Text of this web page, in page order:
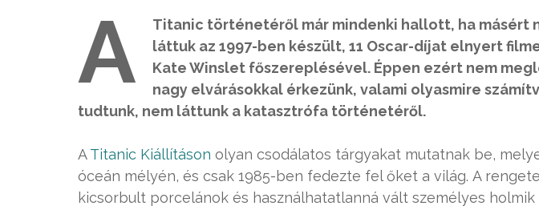
A
Titanic történetéről már mindenki hallott, ha másért
láttuk az 1997-ben készült, 11 Oscar-díjat elnyert
Kate Winslet főszereplésével. Éppen ezért nem
nagy elvárásokkal érkezünk, valami olyasmire
tudtunk, nem láttunk a katasztrófa történetéről.
ATitanic Kiállításon olyan csodálatos tárgyakat mutatnak be,
óceán mélyén, és csak 1985-ben fedezte fel őket a világ. A
kicsorbult porcelánok és használhatatlanná vált személyes holmik